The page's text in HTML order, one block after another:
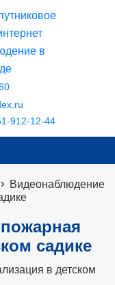
912-12-44
Видеонаблюдение
садике
в детском